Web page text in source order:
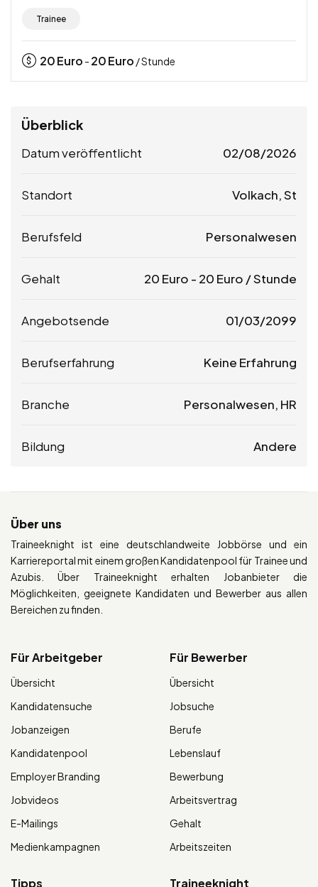
Trainee
20Euro - 20Euro / Stunde
Überblick
Datum veröffentlicht 02/08/2026
Standort Volkach, St
Berufsfeld Personalwesen
Gehalt 20 Euro - 20 Euro / Stunde
Angebotsende 01/03/2099
Berufserfahrung Keine Erfahrung
Branche Personalwesen, HR
Bildung Andere
Über uns
Traineeknight ist eine deutschlandweite Jobbörse und ein
Karriereportal mit einem großen Kandidatenpool für Trainee und
Azubis. Über Traineeknight erhalten Jobanbieter die
Möglichkeiten, geeignete Kandidaten und Bewerber aus allen
Bereichen zu finden.
Für Arbeitgeber
Übersicht
Kandidatensuche
Jobanzeigen
Kandidatenpool
Employer Branding
Jobvideos
E-Mailings
Medienkampagnen
Für Bewerber
Übersicht
Jobsuche
Berufe
Lebenslauf
Bewerbung
Arbeitsvertrag
Gehalt
Arbeitszeiten
Tipps Traineeknight